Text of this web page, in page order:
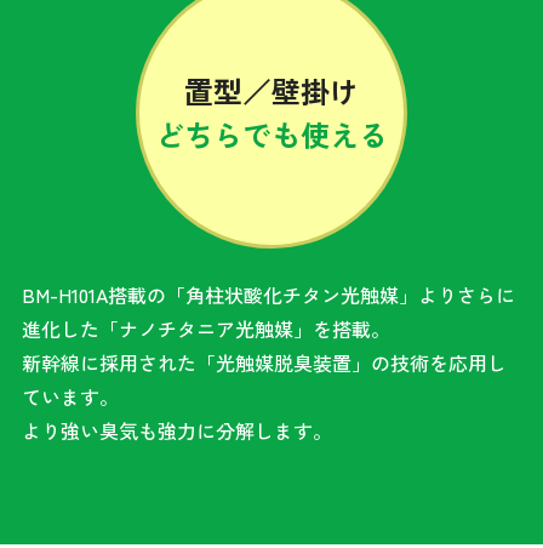
置型／壁掛け
どちらでも使える
BM-H101A搭載の「角柱状酸化チタン光触媒」よりさらに
進化した「ナノチタニア光触媒」を搭載。
新幹線に採用された「光触媒脱臭装置」の技術を応用し
ています。
より強い臭気も強力に分解します。